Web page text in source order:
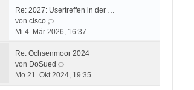
Re: 2027: Usertreffen in der …
von cisco
e
e
s
t
e
Mi 4. Mär 2026, 16:37
Re: Ochsenmoor 2024
von DoSued
e
u
Mo 21. Okt 2024, 19:35